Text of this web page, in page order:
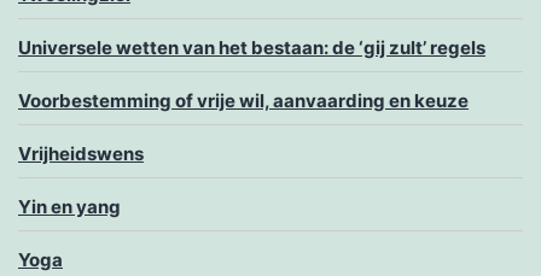
Universele wetten van het bestaan: de ‘gij zult’ regels
Voorbestemming of vrije wil, aanvaarding en keuze
Vrijheidswens
Yin en yang
Yoga